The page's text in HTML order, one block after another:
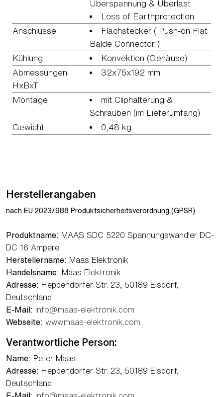
Überspannung & Überlast
Loss of Earthprotection
Anschlüsse
Flachstecker ( Push-on Flat
Balde Connector )
Kühlung
Konvektion (Gehäuse)
Abmessungen
HxBxT
32x75x192 mm
Montage
mit Cliphalterung &
Schrauben (im Lieferumfang)
Gewicht
0,48 kg.
Herstellerangaben
nach EU 2023/988 Produktsicherheitsverordnung (GPSR)
Produktname: MAAS SDC 5220 Spannungswandler DC-
DC 16 Ampere
Herstellername: Maas Elektronik
Handelsname: Maas Elektronik
Adresse: Heppendorfer Str. 23, 50189 Elsdorf,
Deutschland
E-Mail: info@maas-elektronik.com
Webseite: www.maas-elektronik.com
Verantwortliche Person:
Name: Peter Maas
Adresse: Heppendorfer Str. 23, 50189 Elsdorf,
Deutschland
E-Mail: info@maas-elektronik.com